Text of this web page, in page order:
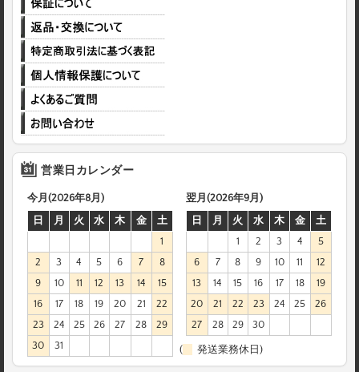
営業日カレンダー
今月(2026年8月)
日
月 火 水 木 金
土
1
2
3 4 5 6 7
8
9
10 11 12 13 14
15
16
17 18 19 20 21
22
23
24 25 26 27 28
29
30
31
翌月(2026年9月)
日
月 火 水 木 金
土
1
2 3 4
5
6
7 8 9 10 11
12
13
14 15 16 17 18
19
20
21 22 23 24 25
26
27
28 29 30
( 発送業務休日)